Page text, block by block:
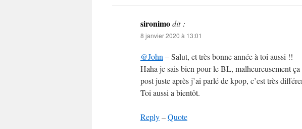
sironimodit :
8 janvier 2020 à 13:01
@John – Salut, et très bonne année à toi aussi !!
Haha je sais bien pour le BL, malheureusement
post juste après j’ai parlé de kpop, c’est très
Toi aussi a bientôt.
Reply–Quote